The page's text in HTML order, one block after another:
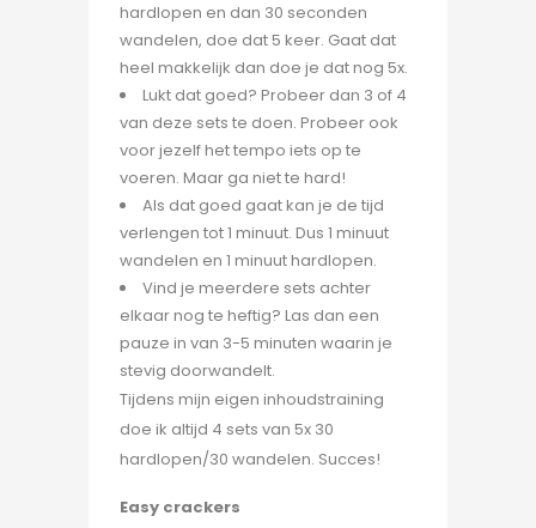
hardlopen en dan 30 seconden
wandelen, doe dat 5 keer. Gaat dat
heel makkelijk dan doe je dat nog 5x.
Lukt dat goed? Probeer dan 3 of 4
van deze sets te doen. Probeer ook
voor jezelf het tempo iets op te
voeren. Maar ga niet te hard!
Als dat goed gaat kan je de tijd
verlengen tot 1 minuut. Dus 1 minuut
wandelen en 1 minuut hardlopen.
Vind je meerdere sets achter
elkaar nog te heftig? Las dan een
pauze in van 3-5 minuten waarin je
stevig doorwandelt.
Tijdens mijn eigen inhoudstraining
doe ik altijd 4 sets van 5x 30
hardlopen/30 wandelen. Succes!
Easy crackers